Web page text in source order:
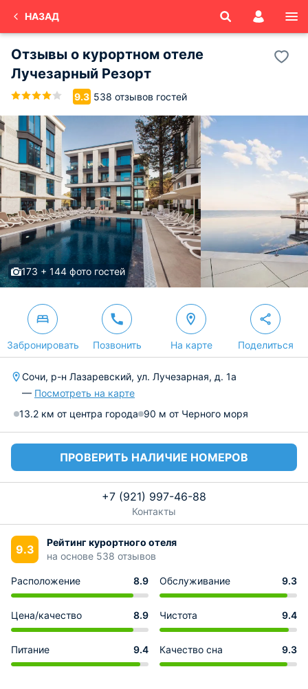
НАЗАД
Отзывы о курортном отеле
Лучезарный Резорт
9.3 538 отзывов гостей
173 + 144 фото гостей
Забронировать Позвонить На карте Поделиться
Сочи, р-н Лазаревский, ул. Лучезарная, д. 1а
— Посмотреть на карте
13.2 км от центра города 90 м от Черного моря
ПРОВЕРИТЬ НАЛИЧИЕ НОМЕРОВ
+7 (921) 997-46-88
Контакты
9.3
Рейтинг курортного отеля
на основе 538 отзывов
Расположение 8.9 Обслуживание 9.3
Цена/качество 8.9 Чистота 9.4
Питание 9.4 Качество сна 9.3